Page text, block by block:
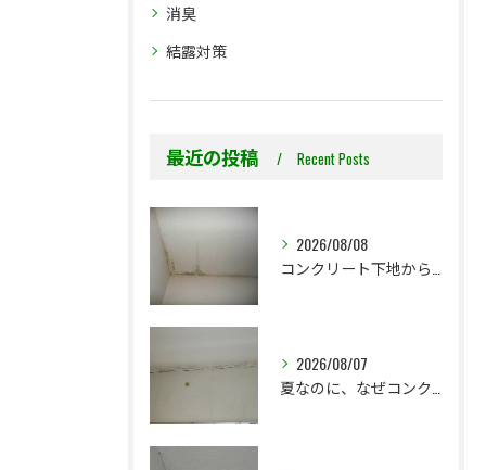
消臭
結露対策
最近の投稿 Recent Posts
2026/08/08
コンクリート下地からのカビ｜最初で止めるか？我慢して酷くなってから止めるか？
2026/08/07
夏なのに、なぜコンクリート直張り壁紙のカビ相談が増えるのでしょうか？